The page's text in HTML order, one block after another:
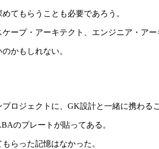
てもらうことも必要であろう。
ープ・アーキテクト、エンジニア・アー
かもしれない。
ロジェクトに、GK設計と一緒に携わる
のプレートが貼ってある。
らった記憶はなかった。